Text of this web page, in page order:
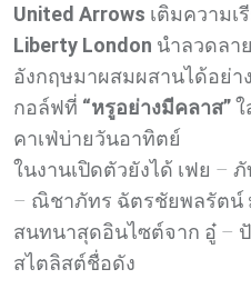
United Arrows เติมความ
Liberty London นำลวดลา
อังกฤษมาผสมผสานได้อย่า
กอล์ฟที่ “หรูอย่างมีคลาส”
คาเฟ่บ่ายวันอาทิตย์
ในงานเปิดตัวยังได้ เฟย –
– ณิชาภัทร ฉัตรชัยพลรัตน์
สนทนาสุดอินไซต์จาก อู๋ –
สไตลิสต์ชื่อดัง